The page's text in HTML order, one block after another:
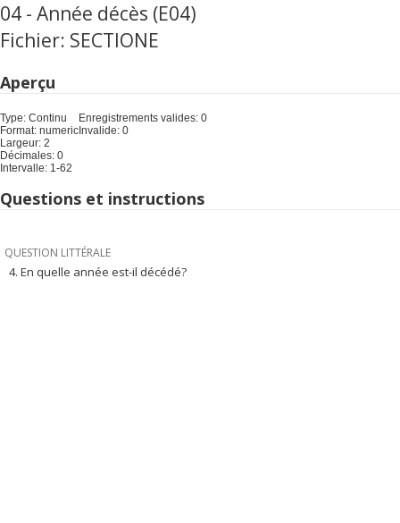
04 - Année décès (E04)
Fichier: SECTIONE
Aperçu
Type: Continu
Format: numeric
Largeur: 2
Décimales: 0
Intervalle: 1-62
Enregistrements valides: 0
Invalide: 0
Questions et instructions
QUESTION LITTÉRALE
4. En quelle année est-il décédé?